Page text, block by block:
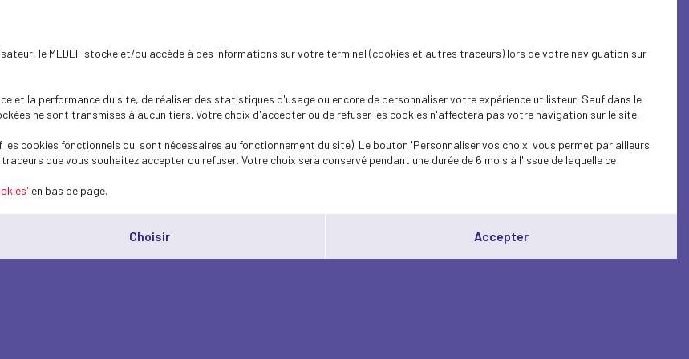
le MEDEF stocke et/ou accède à des informations sur votre terminal (cookies et autres traceurs) lors de votre naviguation sur
et la performance du site, de réaliser des statistiques d'usage ou encore de personnaliser votre expérience utilisteur. Sauf dans le
ne sont transmises à aucun tiers. Votre choix d'accepter ou de refuser les cookies n'affectera pas votre navigation sur le site.
cookies fonctionnels qui sont nécessaires au fonctionnement du site). Le bouton 'Personnaliser vos choix' vous permet par ailleurs
que vous souhaitez accepter ou refuser. Votre choix sera conservé pendant une durée de 6 mois à l'issue de laquelle ce
en bas de page.
Choisir Accepter